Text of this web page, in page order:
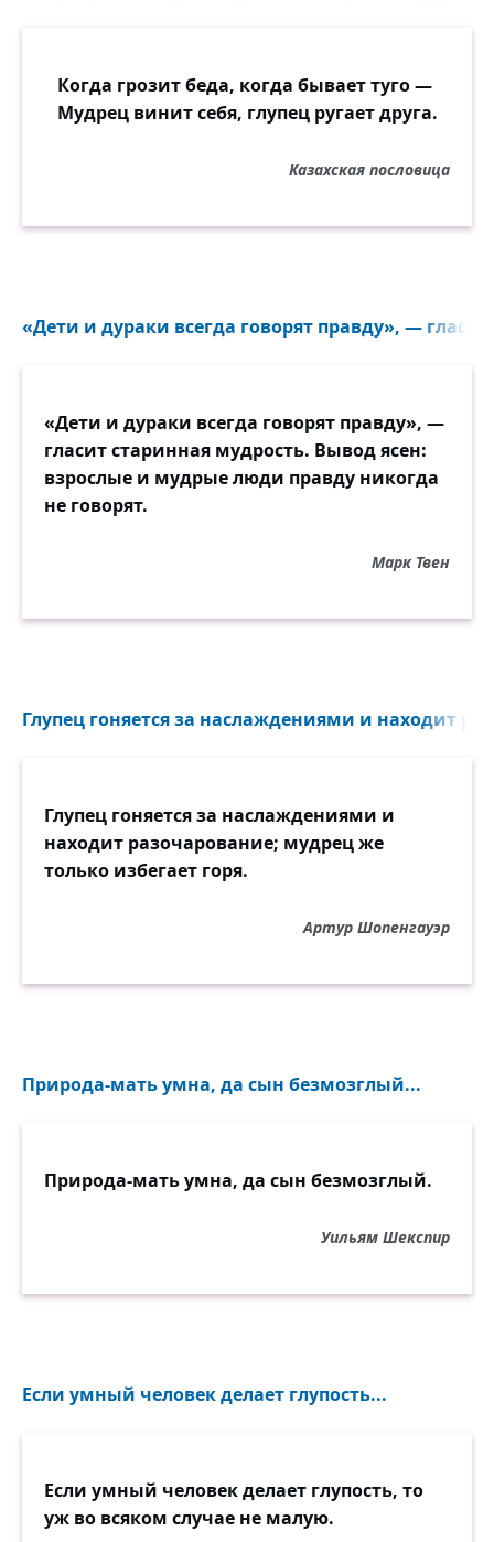
Когда грозит беда, когда бывает туго —
Мудрец винит себя, глупец ругает друга.
Казахская пословица
«Дети и дураки всегда говорят правду», —
«Дети и дураки всегда говорят правду», —
гласит старинная мудрость. Вывод ясен:
взрослые и мудрые люди правду никогда
не говорят.
Марк Твен
Глупец гоняется за наслаждениями и находит
Глупец гоняется за наслаждениями и
находит разочарование; мудрец же
только избегает горя.
Артур Шопенгауэр
Природа-мать умна, да сын безмозглый...
Природа-мать умна, да сын безмозглый.
Уильям Шекспир
Если умный человек делает глупость...
Если умный человек делает глупость, то
уж во всяком случае не малую.